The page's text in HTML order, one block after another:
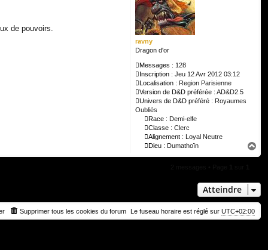
ravny
Dragon d'or
Messages : 128
Inscription : Jeu 12 Avr 2012 03:12
Localisation : Region Parisienne
Version de D&D préférée : AD&D2.5
Univers de D&D préféré : Royaumes
Oubliés
Race : Demi-elfe
Classe : Clerc
Alignement : Loyal Neutre
Dieu : Dumathoïn
de pouvoirs.
a
Atteindre
Le fuseau horaire est réglé sur UTC+02:00
Supprimer tous les cookies du forum